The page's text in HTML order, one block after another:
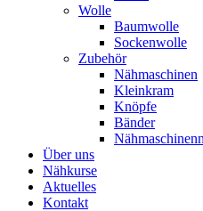
Wolle
Baumwolle
Sockenwolle
Zubehör
Nähmaschinen
Kleinkram
Knöpfe
Bänder
Über uns
Nähkurse
Aktuelles
Kontakt